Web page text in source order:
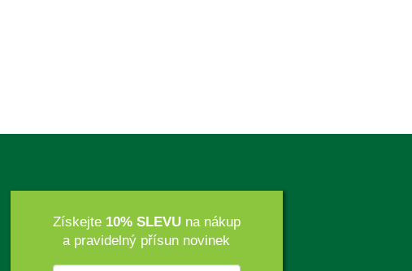
Získejte 10% SLEVUna nákup
a pravidelný přísun novinek